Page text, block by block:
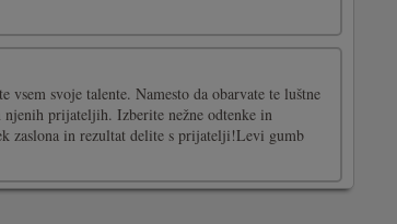
svoje talente. Namesto da obarvate te luštne
prijateljih. Izberite nežne odtenke in
zaslona in rezultat delite s prijatelji!Levi gumb